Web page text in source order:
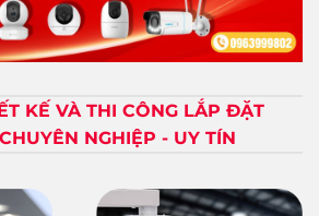
KẾ VÀ THI CÔNG LẮP ĐẶT
NGHIỆP - UY TÍN